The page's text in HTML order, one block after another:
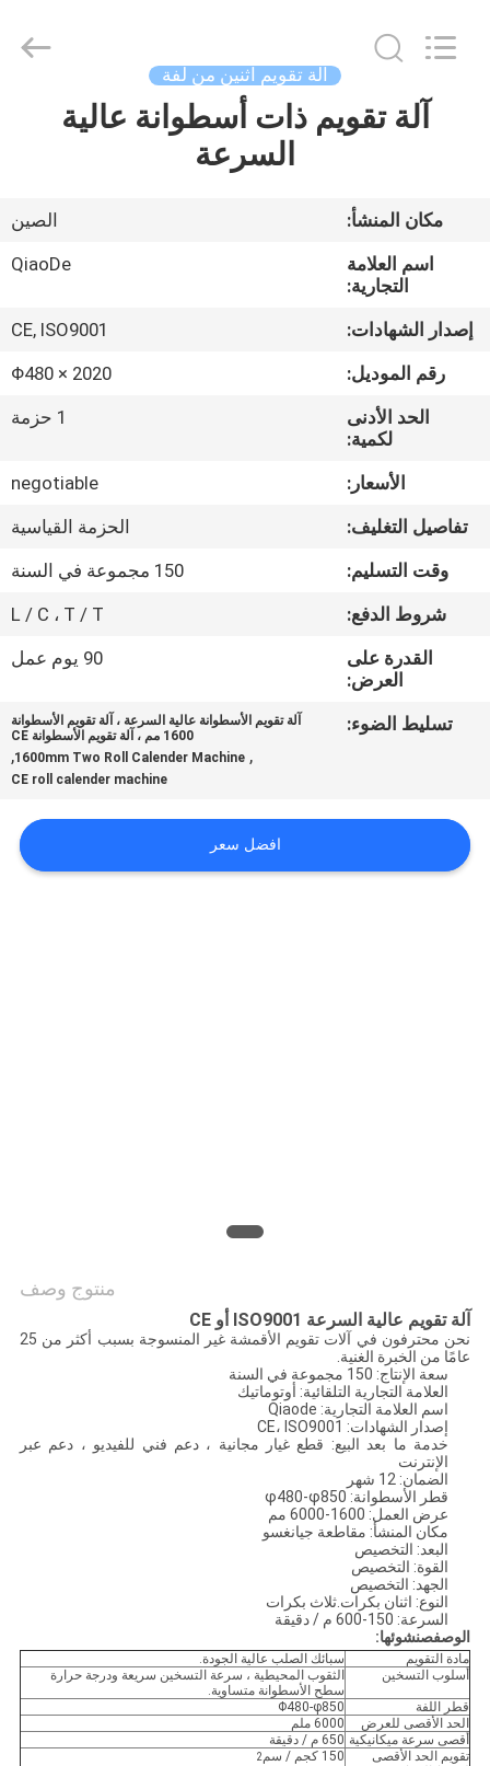
مسكن
معلومات
جولة
مراقبة
الجودة
اتصل
اطلب
خريطة
الموقع
Machinery
آلة تقويم اثنين من لفة
آلة تقويم ذات أسطوانة عالية
السرعة
مكان المنشأ:
الصين
اسم العلامة
التجارية:
QiaoDe
إصدار الشهادات:
CE, ISO9001
رقم الموديل:
Φ480 × 2020
الحد الأدنى
لكمية:
1 حزمة
الأسعار:
negotiable
تفاصيل التغليف:
الحزمة القياسية
وقت التسليم:
150 مجموعة في السنة
شروط الدفع:
L / C ، T / T
القدرة على
العرض:
90 يوم عمل
تسليط الضوء:
آلة تقويم الأسطوانة عالية السرعة ، آلة تقويم الأسطوانة
1600 مم ، آلة تقويم الأسطوانة CE
,
1600mm Two Roll Calender Machine
,
CE roll calender machine
افضل سعر
منتوج وصف
آلة تقويم عالية السرعة ISO9001 أو CE
نحن محترفون في آلات تقويم الأقمشة غير المنسوجة بسبب أكثر من 25
عامًا من الخبرة الغنية.
سعة الإنتاج: 150 مجموعة في السنة
العلامة التجارية التلقائية: أوتوماتيك
اسم العلامة التجارية: Qiaode
إصدار الشهادات: CE، ISO9001
خدمة ما بعد البيع: قطع غيار مجانية ، دعم فني للفيديو ، دعم عبر
الإنترنت
الضمان: 12 شهر
قطر الأسطوانة: φ480-φ850
عرض العمل: 1600-6000 مم
مكان المنشأ: مقاطعة جيانغسو
البعد: التخصيص
القوة: التخصيص
الجهد: التخصيص
النوع: اثنان بكرات.ثلاث بكرات
السرعة: 150-600 م / دقيقة
الوصفصنشوئها:
مادة التقويم
سبائك الصلب عالية الجودة.
أسلوب التسخين
الثقوب المحيطية ، سرعة التسخين سريعة ودرجة حرارة
سطح الأسطوانة متساوية.
قطر اللفة
Φ480-φ850
الحد الأقصى للعرض
6000 ملم
أقصى سرعة ميكانيكية 650 م / دقيقة
تقويم الحد الأقصى
150 كجم / سم 2